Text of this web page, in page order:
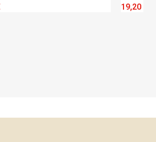
19,20 €